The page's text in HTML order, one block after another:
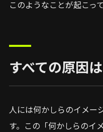
このようなことが起こっ
すべての原因
人には何かしらのイメー
す。この「何かしらのイ